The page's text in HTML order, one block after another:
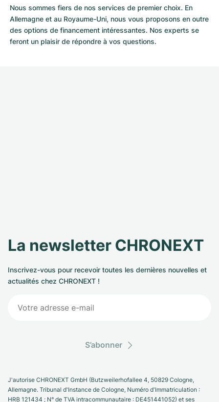
Nous sommes fiers de nos services de premier choix. En
Allemagne et au Royaume-Uni, nous vous proposons en outre
des options de financement intéressantes. Nos experts se
feront un plaisir de répondre à vos questions.
La newsletter CHRONEXT
Inscrivez-vous pour recevoir toutes les dernières nouvelles et
actualités chez CHRONEXT !
S’abonner
J'autorise CHRONEXT GmbH (Butzweilerhofallee 4, 50829 Cologne,
Allemagne. Tribunal d'Instance de Cologne, Numéro d'Immatriculation :
HRB 121434 ; N° de TVA intracommunautaire : DE451441052) et ses